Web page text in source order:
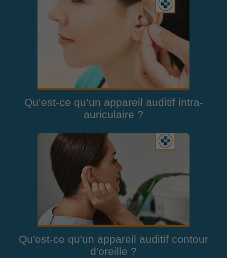
Qu’est-ce qu’un appareil auditif intra-
auriculaire ?
Qu'est-ce qu'un appareil auditif contour
d'oreille ?